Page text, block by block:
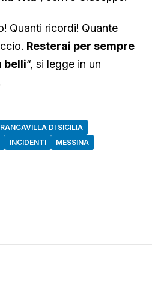
Quanti ricordi! Quante
Resterai per sempre
belli“, si legge in un
DI SICILIA
INCIDENTI MESSINA